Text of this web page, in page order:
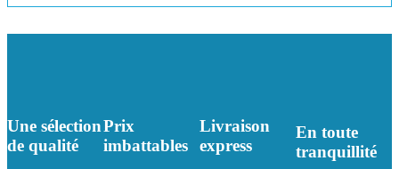
Une sélection
de qualité
Prix
imbattables
Livraison
express
En toute
tranquillité